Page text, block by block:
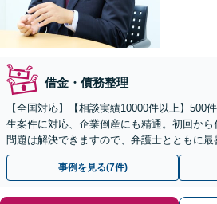
借金・債務整理
【全国対応】【相談実績10000件以上】500
生案件に対応、企業倒産にも精通。初回か
問題は解決できますので、弁護士とともに
ょう【初回相談無料】【法テラス利用可】
事例を見る(7件)